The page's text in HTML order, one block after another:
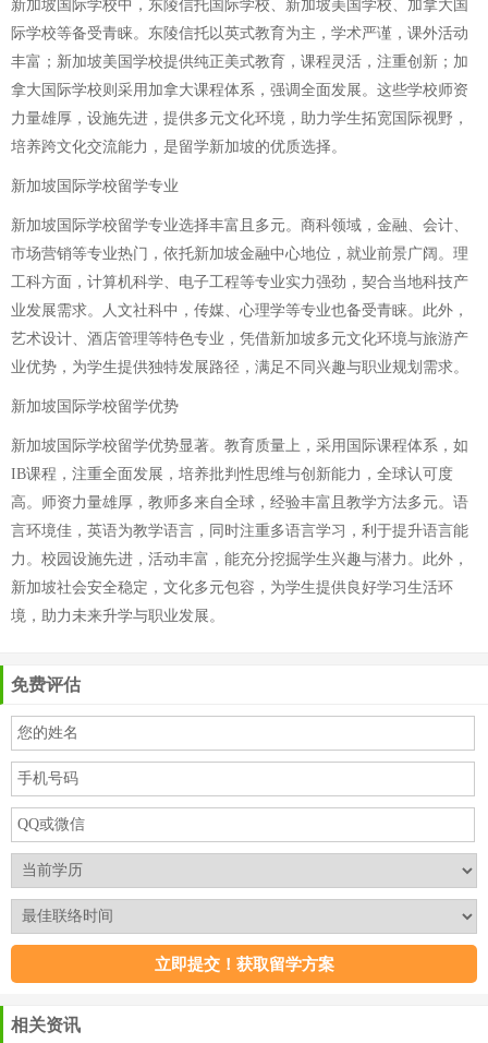
新加坡国际学校中，东陵信托国际学校、新加坡美国学校、加拿大国
际学校等备受青睐。东陵信托以英式教育为主，学术严谨，课外活动
丰富；新加坡美国学校提供纯正美式教育，课程灵活，注重创新；加
拿大国际学校则采用加拿大课程体系，强调全面发展。这些学校师资
力量雄厚，设施先进，提供多元文化环境，助力学生拓宽国际视野，
培养跨文化交流能力，是留学新加坡的优质选择。
新加坡国际学校留学专业
新加坡国际学校留学专业选择丰富且多元。商科领域，金融、会计、
市场营销等专业热门，依托新加坡金融中心地位，就业前景广阔。理
工科方面，计算机科学、电子工程等专业实力强劲，契合当地科技产
业发展需求。人文社科中，传媒、心理学等专业也备受青睐。此外，
艺术设计、酒店管理等特色专业，凭借新加坡多元文化环境与旅游产
业优势，为学生提供独特发展路径，满足不同兴趣与职业规划需求。
新加坡国际学校留学优势
新加坡国际学校留学优势显著。教育质量上，采用国际课程体系，如
IB课程，注重全面发展，培养批判性思维与创新能力，全球认可度
高。师资力量雄厚，教师多来自全球，经验丰富且教学方法多元。语
言环境佳，英语为教学语言，同时注重多语言学习，利于提升语言能
力。校园设施先进，活动丰富，能充分挖掘学生兴趣与潜力。此外，
新加坡社会安全稳定，文化多元包容，为学生提供良好学习生活环
境，助力未来升学与职业发展。
免费评估
相关资讯